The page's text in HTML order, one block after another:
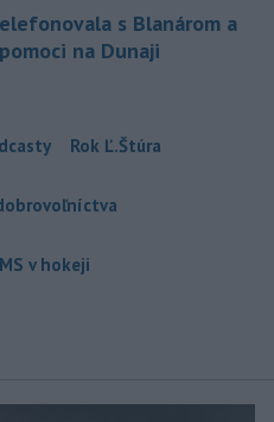
s Blanárom a
na Dunaji
Rok Ľ.Štúra
MS v hokeji